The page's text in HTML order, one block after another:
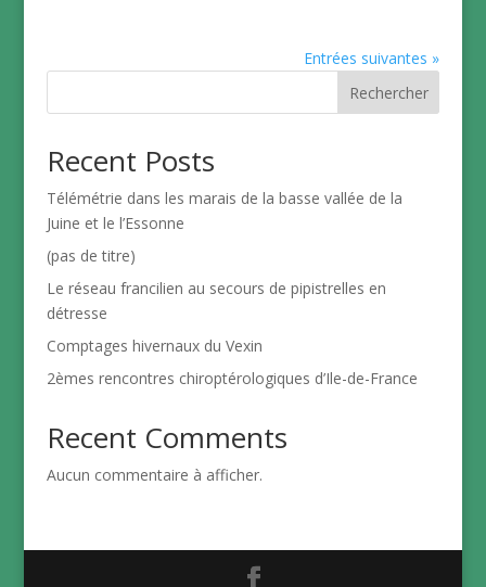
Entrées suivantes »
Rechercher
Recent Posts
Télémétrie dans les marais de la basse vallée de la
Juine et le l’Essonne
(pas de titre)
Le réseau francilien au secours de pipistrelles en
détresse
Comptages hivernaux du Vexin
2èmes rencontres chiroptérologiques d’Ile-de-France
Recent Comments
Aucun commentaire à afficher.